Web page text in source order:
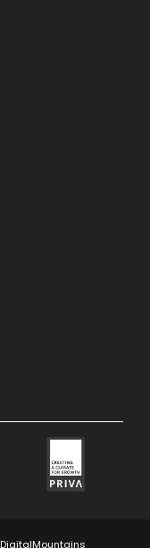
DigitalMountains